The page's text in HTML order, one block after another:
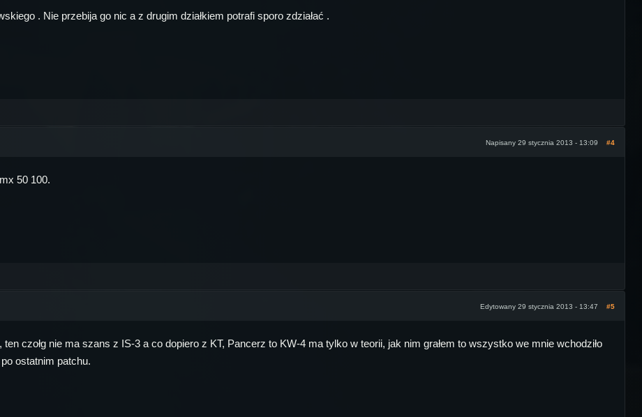
. Nie przebija go nic a z drugim działkiem potrafi sporo zdziałać .
Napisany 29 stycznia 2013 - 13:09 #4
50 100.
Edytowany 29 stycznia 2013 - 13:47 #5
czołg nie ma szans z IS-3 a co dopiero z KT, Pancerz to KW-4 ma tylko w teorii, jak nim grałem to wszystko we mnie wchodziło
ostatnim patchu.